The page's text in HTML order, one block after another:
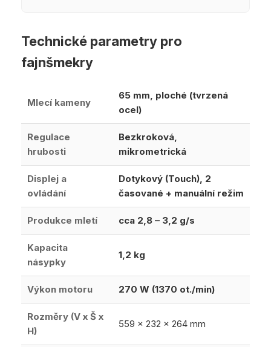
Technické parametry pro
fajnšmekry
Mlecí kameny
65 mm, ploché (tvrzená
ocel)
Regulace
hrubosti
Bezkroková,
mikrometrická
Displej a
ovládání
Dotykový (Touch), 2
časované + manuální režim
Produkce mletí cca 2,8 – 3,2 g/s
Kapacita
násypky
1,2 kg
Výkon motoru 270 W (1370 ot./min)
Rozměry (V x Š x
H)
559 x 232 x 264 mm